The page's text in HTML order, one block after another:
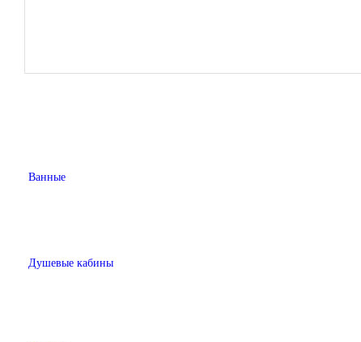
Ванные
Душевые кабины